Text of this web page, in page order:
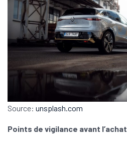
Source: unsplash.com
Points de vigilance avant l’achat